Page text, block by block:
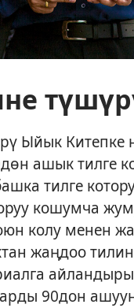
Ыйык Китепке
ашык тилге
тилге
кошумча
колу менен
жаңдоо
90дон